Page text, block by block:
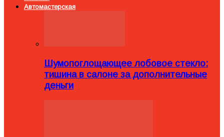
Автомастерская
Шумопоглощающее лобовое стекло:
тишина в салоне за дополнительные
деньги